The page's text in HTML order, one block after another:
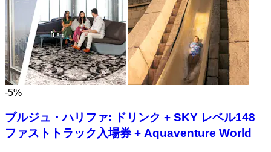
-5%
ブルジュ・ハリファ: ドリンク + SKY レベル148
ファストトラック入場券 + Aquaventure World